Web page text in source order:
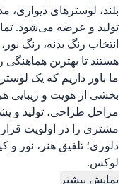
بلند، لوسترهای
تولید و عرضه می‌شود.
انتخاب رنگ بدنه، رنگ
هستند تا بهترین
ما باور داریم که یک
بخشی از هویت و زیبایی
مراحل طراحی، تولید و
مشتری را در اولویت قرار
دلوری؛ تلفیق هنر، نور و
لوکس.
نمایش بیشتر